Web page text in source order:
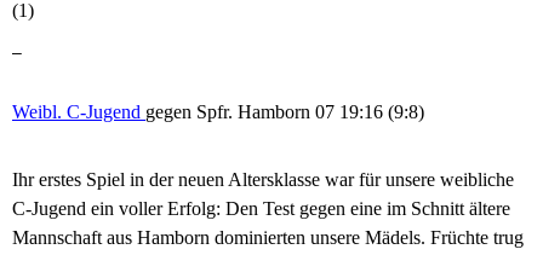
(1)
–
Weibl. C-Jugend gegen Spfr. Hamborn 07 19:16 (9:8)
Ihr erstes Spiel in der neuen Altersklasse war für unsere weibliche
C-Jugend ein voller Erfolg: Den Test gegen eine im Schnitt ältere
Mannschaft aus Hamborn dominierten unsere Mädels. Früchte trug